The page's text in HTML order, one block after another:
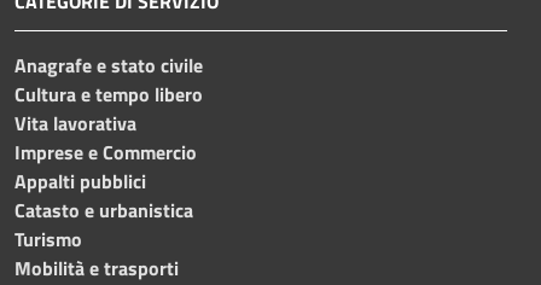
Anagrafe e stato civile
Cultura e tempo libero
Vita lavorativa
Imprese e Commercio
Appalti pubblici
Catasto e urbanistica
Turismo
Mobilità e trasporti